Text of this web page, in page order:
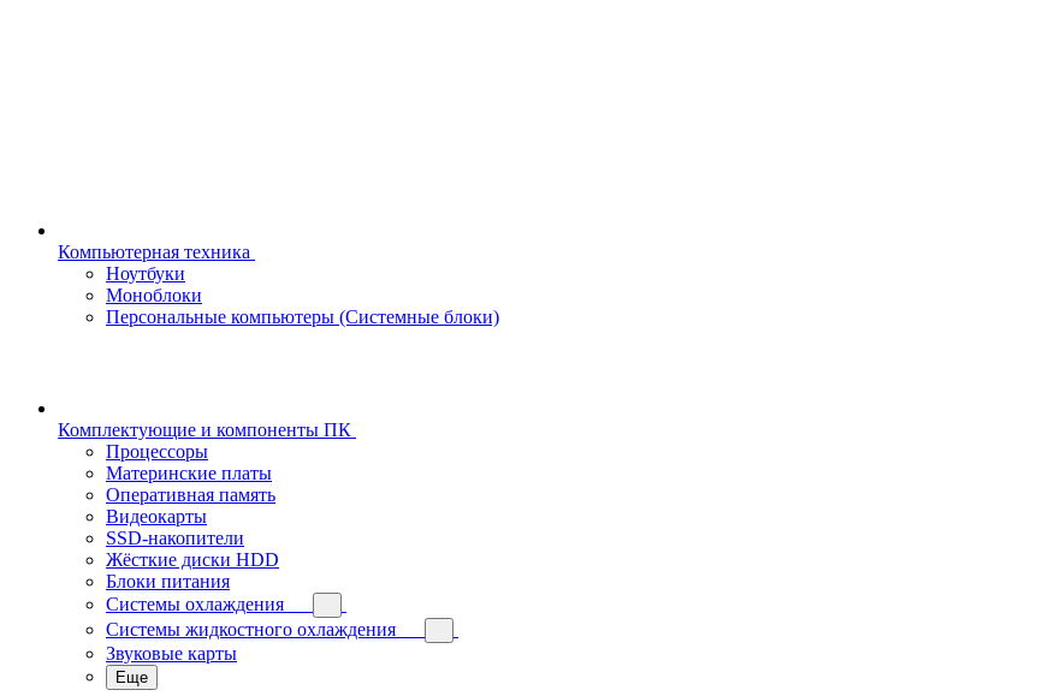
Компьютерная техника
Ноутбуки
Моноблоки
Персональные компьютеры (Системные блоки)
Комплектующие и компоненты ПК
Процессоры
Материнские платы
Оперативная память
Видеокарты
SSD-накопители
Жёсткие диски HDD
Блоки питания
Системы охлаждения
Системы жидкостного охлаждения
Звуковые карты
Еще